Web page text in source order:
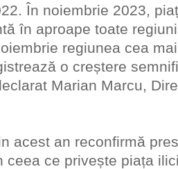
În noiembrie 2023,
în aproape toate
regiunea cea
o creștere
Marian Marcu,
acest an reconfirmă
ceea ce privește piața